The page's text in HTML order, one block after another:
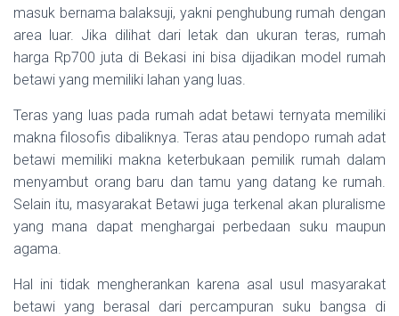
masuk bernama balaksuji, yakni penghubung rumah dengan
area luar. Jika dilihat dari letak dan ukuran teras, rumah
harga Rp700 juta di Bekasi ini bisa dijadikan model rumah
betawi yang memiliki lahan yang luas.
Teras yang luas pada rumah adat betawi ternyata memiliki
makna filosofis dibaliknya. Teras atau pendopo rumah adat
betawi memiliki makna keterbukaan pemilik rumah dalam
menyambut orang baru dan tamu yang datang ke rumah.
Selain itu, masyarakat Betawi juga terkenal akan pluralisme
yang mana dapat menghargai perbedaan suku maupun
agama.
Hal ini tidak mengherankan karena asal usul masyarakat
betawi yang berasal dari percampuran suku bangsa di